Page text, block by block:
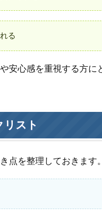
る
安心感を重視する方
スト
点を整理しておきます。